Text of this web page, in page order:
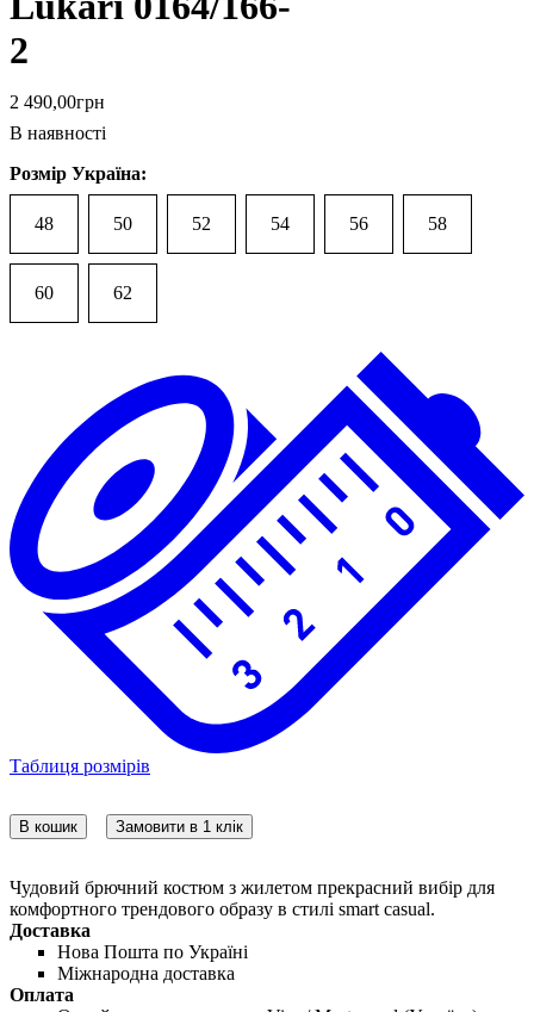
2
2 490,00грн
В наявності
Розмір Україна:
48 50 52 54 56 58
60 62
Таблиця розмірів
В кошик Замовити в 1 клік
Чудовий брючний костюм з жилетом прекрасний вибір для
комфортного трендового образу в стилі smart casual.
Доставка
Нова Пошта по Україні
Міжнародна доставка
Оплата